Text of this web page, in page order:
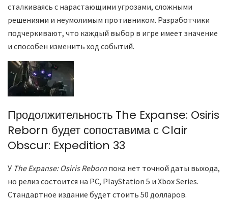
сталкиваясь с нарастающими угрозами, сложными
решениями и неумолимым противником. Разработчики
подчеркивают, что каждый выбор в игре имеет значение
и способен изменить ход событий.
Продолжительность The Expanse: Osiris
Reborn будет сопоставима с Clair
Obscur: Expedition 33
У The Expanse: Osiris Reborn пока нет точной даты выхода,
но релиз состоится на PC, PlayStation 5 и Xbox Series.
Стандартное издание будет стоить 50 долларов.